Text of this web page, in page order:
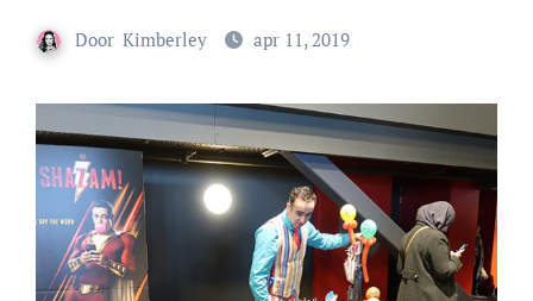
Door Kimberley apr 11, 2019